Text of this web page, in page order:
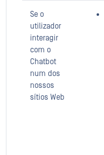
Se o
utilizador
interagir
com o
Chatbot
num dos
nossos
sítios Web